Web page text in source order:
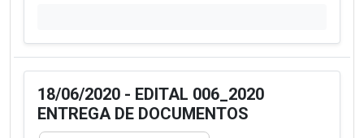
18/06/2020 - EDITAL 006_2020
ENTREGA DE DOCUMENTOS